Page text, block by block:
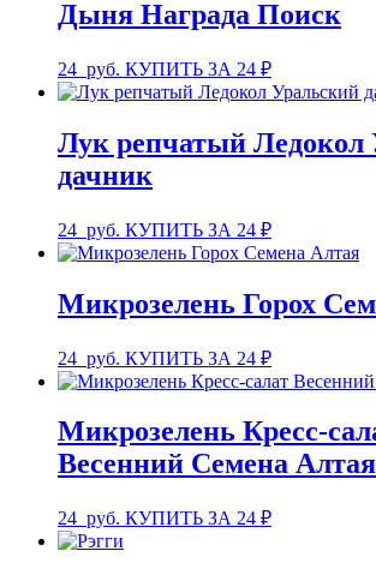
Дыня Награда Поиск
24 руб. КУПИТЬ ЗА 24 ₽
Лук репчатый Ледокол
дачник
24 руб. КУПИТЬ ЗА 24 ₽
Микрозелень Горох
24 руб. КУПИТЬ ЗА 24 ₽
Микрозелень Кресс-
Весенний Семена Алтая
24 руб. КУПИТЬ ЗА 24 ₽